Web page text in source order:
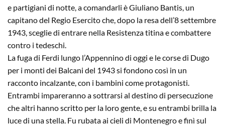
e partigiani di notte, a comandarli è Giuliano Bantis, un
capitano del Regio Esercito che, dopo la resa dell’8 settembre
1943, sceglie di entrare nella Resistenza titina e combattere
contro i tedeschi.
La fuga di Ferdi lungo l’Appennino di oggi e le corse di Dugo
per i monti dei Balcani del 1943 si fondono così in un
racconto incalzante, con i bambini come protagonisti.
Entrambi impareranno a sottrarsi al destino di persecuzione
che altri hanno scritto per la loro gente, e su entrambi brilla la
luce di una stella. Fu rubata ai cieli di Montenegro e finì sul